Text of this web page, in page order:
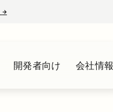
→新しいタブで開く
開発者向け 会社情報